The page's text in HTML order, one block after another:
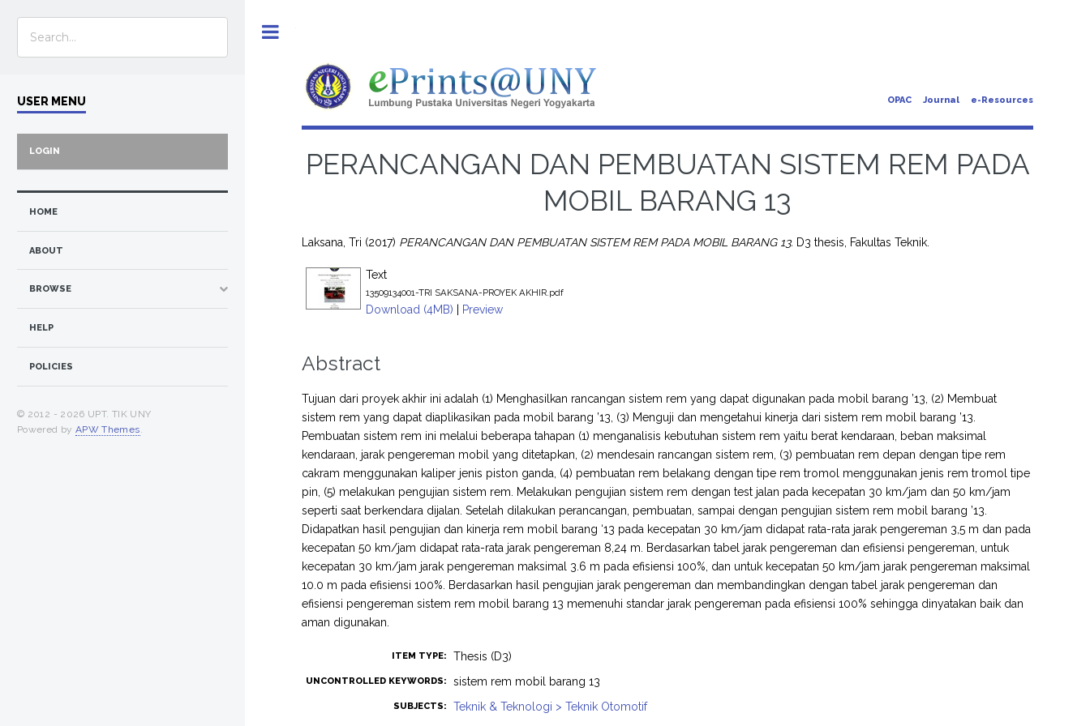
OPAC Journal e-Resources
PERANCANGAN DAN PEMBUATAN SISTEM REM PADA
MOBIL BARANG 13
Laksana, Tri (2017) PERANCANGAN DAN PEMBUATAN SISTEM REM PADA MOBIL BARANG 13. D3 thesis, Fakultas Teknik.
Text
13509134001-TRI SAKSANA-PROYEK AKHIR.pdf
Download (4MB) | Preview
Abstract
Tujuan dari proyek akhir ini adalah (1) Menghasilkan rancangan sistem rem yang dapat digunakan pada mobil barang ’13, (2) Membuat
sistem rem yang dapat diaplikasikan pada mobil barang ’13, (3) Menguji dan mengetahui kinerja dari sistem rem mobil barang ’13.
Pembuatan sistem rem ini melalui beberapa tahapan (1) menganalisis kebutuhan sistem rem yaitu berat kendaraan, beban maksimal
kendaraan, jarak pengereman mobil yang ditetapkan, (2) mendesain rancangan sistem rem, (3) pembuatan rem depan dengan tipe rem
cakram menggunakan kaliper jenis piston ganda, (4) pembuatan rem belakang dengan tipe rem tromol menggunakan jenis rem tromol tipe
pin, (5) melakukan pengujian sistem rem. Melakukan pengujian sistem rem dengan test jalan pada kecepatan 30 km/jam dan 50 km/jam
seperti saat berkendara dijalan. Setelah dilakukan perancangan, pembuatan, sampai dengan pengujian sistem rem mobil barang ’13.
Didapatkan hasil pengujian dan kinerja rem mobil barang ‘13 pada kecepatan 30 km/jam didapat rata-rata jarak pengereman 3,5 m dan pada
kecepatan 50 km/jam didapat rata-rata jarak pengereman 8,24 m. Berdasarkan tabel jarak pengereman dan efisiensi pengereman, untuk
kecepatan 30 km/jam jarak pengereman maksimal 3.6 m pada efisiensi 100%, dan untuk kecepatan 50 km/jam jarak pengereman maksimal
10.0 m pada efisiensi 100%. Berdasarkan hasil pengujian jarak pengereman dan membandingkan dengan tabel jarak pengereman dan
efisiensi pengereman sistem rem mobil barang 13 memenuhi standar jarak pengereman pada efisiensi 100% sehingga dinyatakan baik dan
aman digunakan.
ITEM TYPE: Thesis (D3)
UNCONTROLLED KEYWORDS: sistem rem mobil barang 13
SUBJECTS:
Teknik & Teknologi > Teknik Otomotif
USER MENU
LOGIN
HOME
ABOUT
BROWSE
HELP
POLICIES
© 2012 - 2026 UPT. TIK UNY
Powered by APW Themes